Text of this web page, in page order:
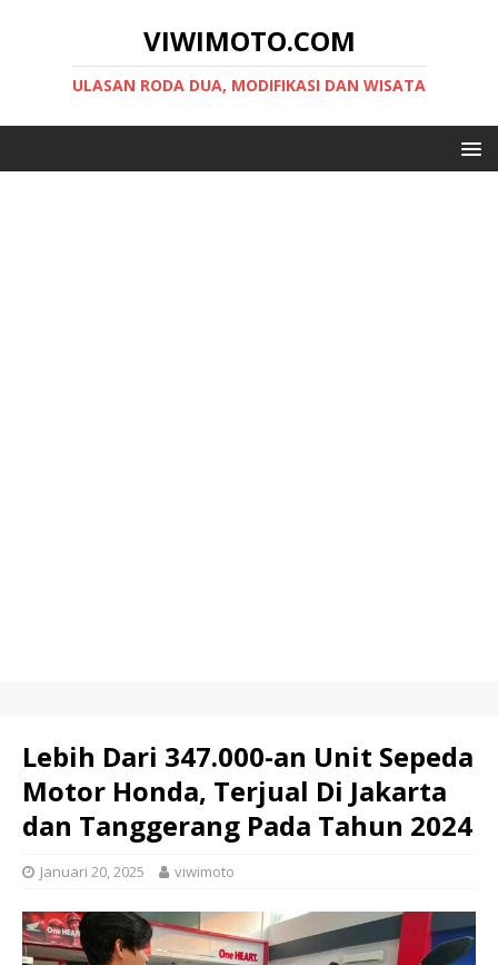
VIWIMOTO.COM
ULASAN RODA DUA, MODIFIKASI DAN WISATA
Lebih Dari 347.000-an Unit Sepeda
Motor Honda, Terjual Di Jakarta
dan Tanggerang Pada Tahun 2024
Januari 20, 2025 viwimoto